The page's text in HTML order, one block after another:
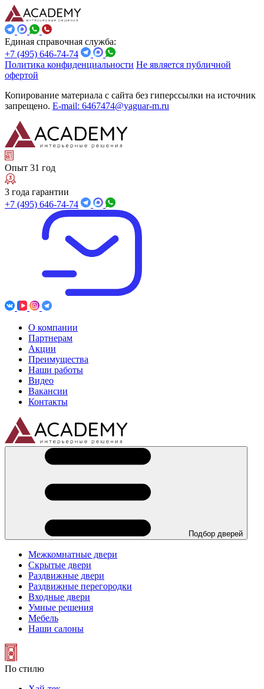
Единая справочная служба:
+7 (495) 646-74-74
Политика конфиденциальности Не является публичной
офертой
Копирование материала с сайта без гиперссылки на источник
запрещено. E-mail: 6467474@yaguar-m.ru
Опыт 31 год
3 года гарантии
+7 (495) 646-74-74
О компании
Партнерам
Акции
Преимущества
Наши работы
Видео
Вакансии
Контакты
Подбор дверей
Межкомнатные двери
Скрытые двери
Раздвижные двери
Раздвижные перегородки
Входные двери
Умные решения
Мебель
Наши салоны
По стилю